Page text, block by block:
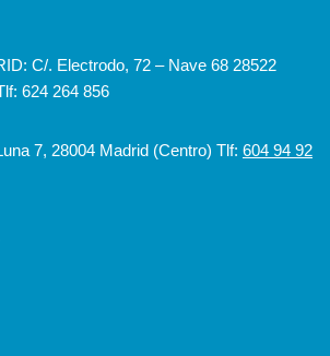
C/. Electrodo, 72 – Nave 68 28522
624 264 856
7, 28004 Madrid (Centro) Tlf: 604 94 92